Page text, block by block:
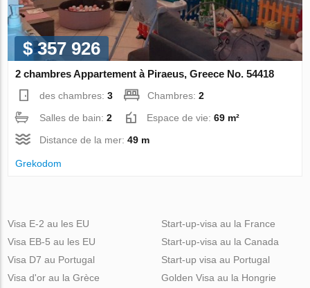
$ 357 926
2 chambres Appartement à Piraeus, Greece No. 54418
des chambres:3 Chambres:2
Salles de bain:2 Espace de vie:69 m²
Distance de la mer:49 m
Grekodom
Visa E-2 au les EU
Visa EB-5 au les EU
Visa D7 au Portugal
Visa d'or au la Grèce
Start-up-visa au la France
Start-up-visa au la Canada
Start-up visa au Portugal
Golden Visa au la Hongrie